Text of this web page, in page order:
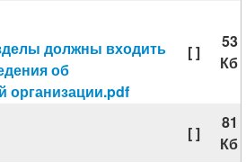
должны входить
об
организации.pdf
[ ]
53
Кб
[ ]
81
Кб